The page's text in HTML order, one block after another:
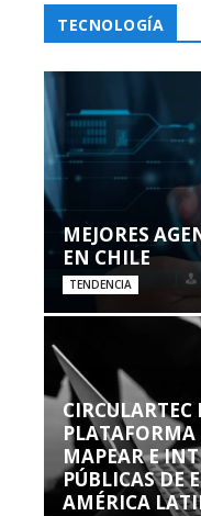
TECNOLOGÍA
MEJORES
EN CHILE
TENDENCIA
MAPEAR E
PÚBLICAS DE
AMÉRICA